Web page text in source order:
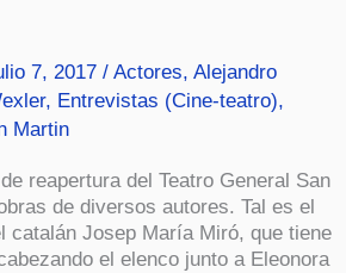
7, 2017 / Actores, Alejandro
, Entrevistas (Cine-teatro),
Martin
reapertura del Teatro General San
de diversos autores. Tal es el
catalán Josep María Miró, que tiene
el elenco junto a Eleonora